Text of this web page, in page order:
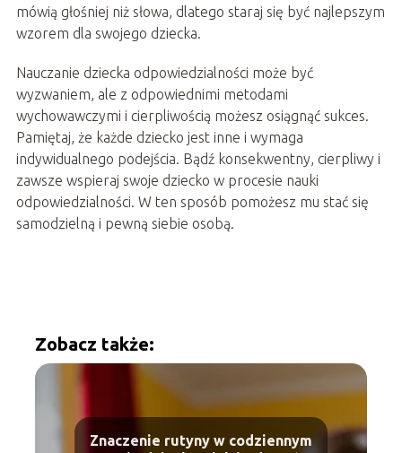
mówią głośniej niż słowa, dlatego staraj się być najlepszym
wzorem dla swojego dziecka.
Nauczanie dziecka odpowiedzialności może być
wyzwaniem, ale z odpowiednimi metodami
wychowawczymi i cierpliwością możesz osiągnąć sukces.
Pamiętaj, że każde dziecko jest inne i wymaga
indywidualnego podejścia. Bądź konsekwentny, cierpliwy i
zawsze wspieraj swoje dziecko w procesie nauki
odpowiedzialności. W ten sposób pomożesz mu stać się
samodzielną i pewną siebie osobą.
Zobacz także:
Znaczenie rutyny w codziennym